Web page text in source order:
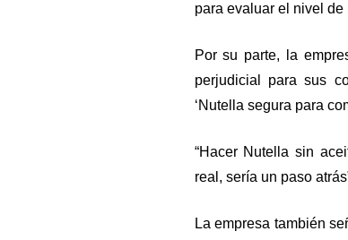
para evaluar el nivel de
Por su parte, la
perjudicial para sus
‘Nutella segura para
“Hacer Nutella sin
real, sería un paso
La empresa también